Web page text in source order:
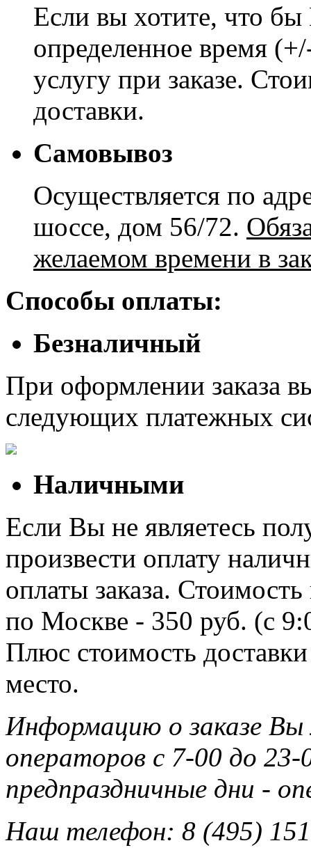
Если вы хотите, что
определенное время
услугу при заказе.
доставки.
Самовывоз
Осуществляется по
шоссе, дом 56/72.
желаемом времени в
Способы оплаты:
Безналичный
При оформлении заказа
следующих платежных
Наличными
Если Вы не являетесь
произвести оплату
оплаты заказа.
по Москве - 350 руб. (с
Плюс стоимость
место.
Информацию о заказе
операторов с 7-00 до 23-
предпраздничные дни -
Наш телефон: 8 (495)